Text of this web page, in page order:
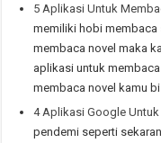
5 Aplikasi Untuk
memiliki hobi
membaca novel maka
aplikasi untuk
membaca novel kamu
4 Aplikasi Google
pendemi seperti